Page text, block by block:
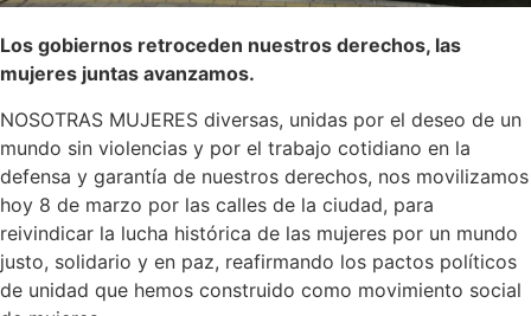
Los gobiernos retroceden nuestros derechos, las
mujeres juntas avanzamos.
NOSOTRAS MUJERES diversas, unidas por el deseo de un
mundo sin violencias y por el trabajo cotidiano en la
defensa y garantía de nuestros derechos, nos movilizamos
hoy 8 de marzo por las calles de la ciudad, para
reivindicar la lucha histórica de las mujeres por un mundo
justo, solidario y en paz, reafirmando los pactos políticos
de unidad que hemos construido como movimiento social